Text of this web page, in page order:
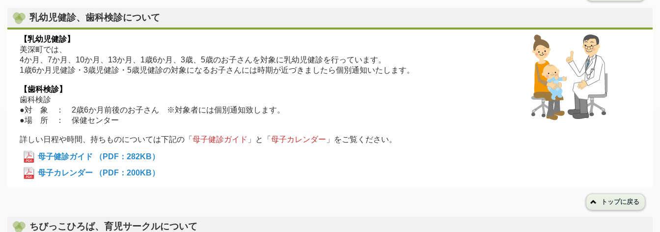
乳幼児健診、歯科検診について
【乳幼児健診】
美深町では、
4か月、7か月、10か月、13か月、1歳6か月、3歳、5歳のお子さんを対象に乳幼児健診を行っています。
1歳6か月児健診・3歳児健診・5歳児健診の対象になるお子さんには時期が近づきましたら個別通知いたします。
【歯科検診】
歯科検診
●対 象 ： 2歳6か月前後のお子さん ※対象者には個別通知致します。
●場 所 ： 保健センター
詳しい日程や時間、持ちものについては下記の「 母子健診ガイド 」と「 母子カレンダー 」をご覧ください。
母子健診ガイド （PDF：282KB）
母子カレンダー （PDF：200KB）
トップに戻る
ちびっこひろば、育児サークルについて